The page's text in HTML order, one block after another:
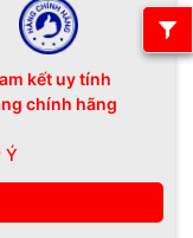
kết uy tính
chính hãng
Ý